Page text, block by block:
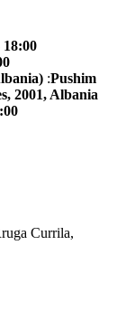
18:00
:Pushim
2001, Albania
Currila,